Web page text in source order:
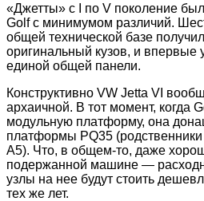
«Джетты» с I по V поколение
Golf с минимумом различий.
общей технической базе
оригинальный кузов, и впервые
единой общей панели.
Конструктивно VW Jetta VI
архаичной. В тот момент, когда
модульную платформу, она
платформы PQ35
A5). Что, в общем-то, даже
подержанной машине —
узлы на нее будут стоить
тех же лет.